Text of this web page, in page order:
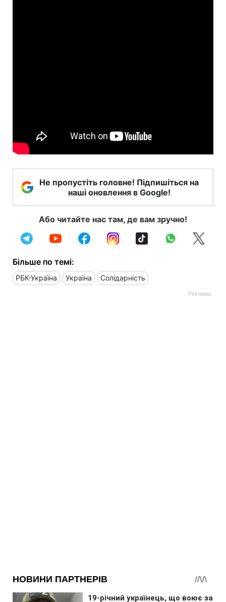
Не пропустіть головне! Підпишіться на
наші оновлення в Google!
Або читайте нас там, де вам зручно!
Більше по темі:
РБК-Україна Україна Солідарність